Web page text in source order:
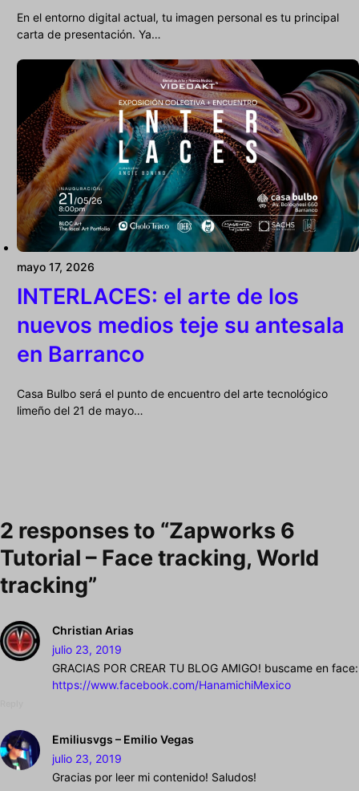
En el entorno digital actual, tu imagen personal es tu principal
carta de presentación. Ya…
mayo 17, 2026
INTERLACES: el arte de los
nuevos medios teje su antesala
en Barranco
Casa Bulbo será el punto de encuentro del arte tecnológico
limeño del 21 de mayo…
2 responses to “Zapworks 6
Tutorial – Face tracking, World
tracking”
Christian Arias
julio 23, 2019
GRACIAS POR CREAR TU BLOG AMIGO! buscame en face:
https://www.facebook.com/HanamichiMexico
Emiliusvgs – Emilio Vegas
julio 23, 2019
Gracias por leer mi contenido! Saludos!